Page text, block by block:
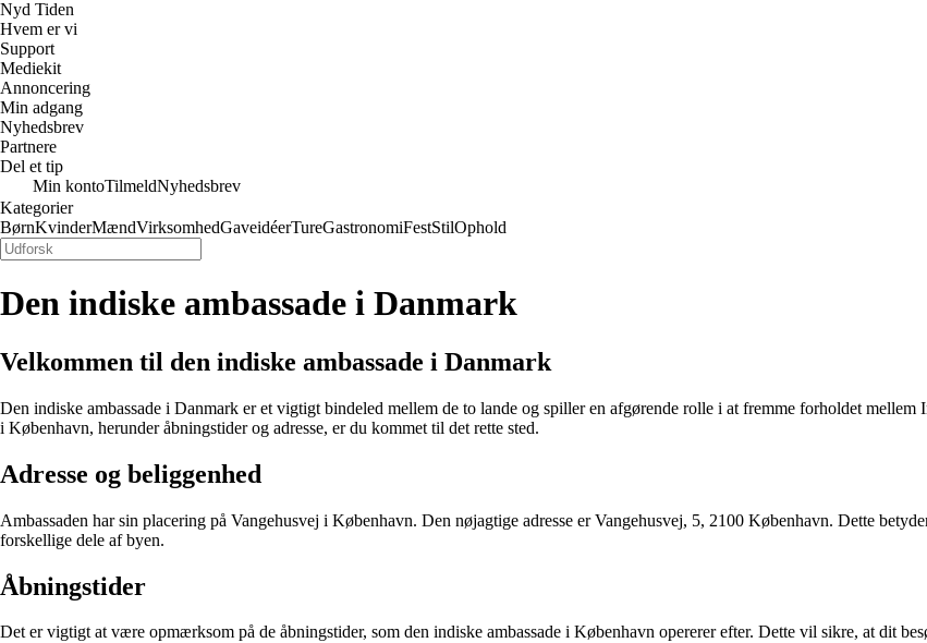
Nyd Tiden
Hvem er vi
Support
Mediekit
Annoncering
Min adgang
Nyhedsbrev
Partnere
Del et tip
Min kontoTilmeldNyhedsbrev
Kategorier
BørnKvinderMændVirksomhedGaveidéerTureGastronomiFestStilOphold
Den indiske ambassade i Danmark
Velkommen til den indiske ambassade i Danmark
Den indiske ambassade i Danmark er et vigtigt bindeled mellem de to lande og spiller en afgørende rolle i at fremme forholdet
i København, herunder åbningstider og adresse, er du kommet til det rette sted.
Adresse og beliggenhed
Ambassaden har sin placering på Vangehusvej i København. Den nøjagtige adresse er Vangehusvej, 5, 2100 København. Dette
forskellige dele af byen.
Åbningstider
Det er vigtigt at være opmærksom på de åbningstider, som den indiske ambassade i København opererer efter. Dette vil sikre, at dit